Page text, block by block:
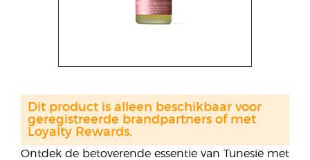
Ontdek de betoverende essentie van Tunesië met
Dit product is alleen beschikbaar voor
geregistreerde brandpartners of met
Loyalty Rewards.